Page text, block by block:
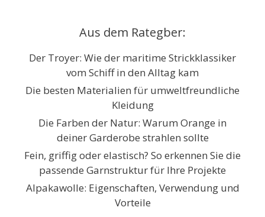
Aus dem Rategber:
Der Troyer: Wie der maritime Strickklassiker
vom Schiff in den Alltag kam
Die besten Materialien für umweltfreundliche
Kleidung
Die Farben der Natur: Warum Orange in
deiner Garderobe strahlen sollte
Fein, griffig oder elastisch? So erkennen Sie die
passende Garnstruktur für Ihre Projekte
Alpakawolle: Eigenschaften, Verwendung und
Vorteile